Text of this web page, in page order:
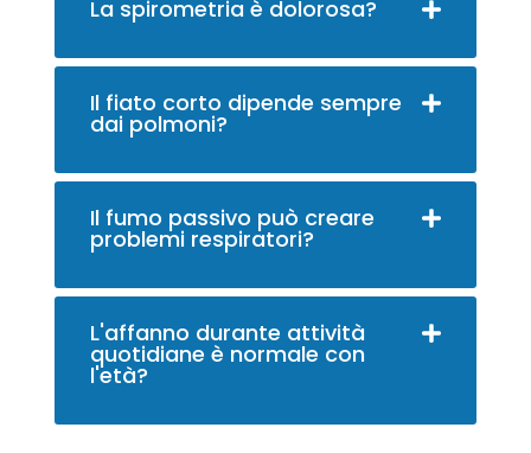
La spirometria è dolorosa?
Il fiato corto dipende sempre
dai polmoni?
Il fumo passivo può creare
problemi respiratori?
L'affanno durante attività
quotidiane è normale con
l'età?